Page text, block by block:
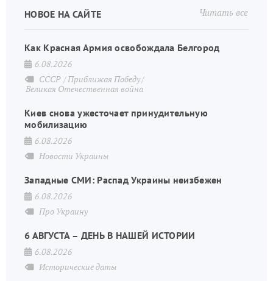
Читать все
НОВОЕ НА САЙТЕ
Как Красная Армия освобождала Белгород
6.08.2026
СССР Приближая Победу
Великая Отечественная война
Киев снова ужесточает принудительную
мобилизацию
6.08.2026
Новости Украины
Западные СМИ: Распад Украины неизбежен
6.08.2026
Про Украину
6 АВГУСТА – ДЕНЬ В НАШЕЙ ИСТОРИИ
6.08.2026
Исторические даты